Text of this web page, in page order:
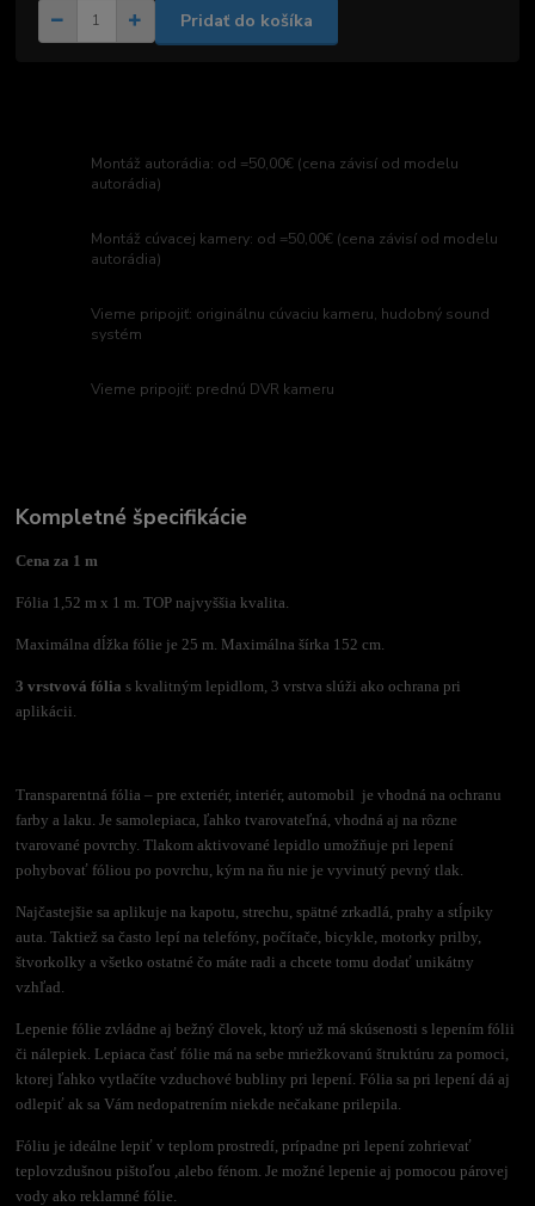
Pridať do košíka
Montáž autorádia: od =50,00€ (cena závisí od modelu
autorádia)
Montáž cúvacej kamery: od =50,00€ (cena závisí od modelu
autorádia)
Vieme pripojiť: originálnu cúvaciu kameru, hudobný sound
systém
Vieme pripojiť: prednú DVR kameru
Kompletné špecifikácie
Cena za 1 m
Fólia 1,52 m x 1 m. TOP najvyššia kvalita.
Maximálna dĺžka fólie je 25 m. Maximálna šírka 152 cm.
3 vrstvová fólia s kvalitným lepidlom, 3 vrstva slúži ako ochrana pri
aplikácii.
Transparentná fólia – pre exteriér, interiér, automobil je vhodná na ochranu
farby a laku. Je samolepiaca, ľahko tvarovateľná, vhodná aj na rôzne
tvarované povrchy. Tlakom aktivované lepidlo umožňuje pri lepení
pohybovať fóliou po povrchu, kým na ňu nie je vyvinutý pevný tlak.
Najčastejšie sa aplikuje na kapotu, strechu, spätné zrkadlá, prahy a stĺpiky
auta. Taktiež sa často lepí na telefóny, počítače, bicykle, motorky prilby,
štvorkolky a všetko ostatné čo máte radi a chcete tomu dodať unikátny
vzhľad.
Lepenie fólie zvládne aj bežný človek, ktorý už má skúsenosti s lepením fólii
či nálepiek. Lepiaca časť fólie má na sebe mriežkovanú štruktúru za pomoci,
ktorej ľahko vytlačíte vzduchové bubliny pri lepení. Fólia sa pri lepení dá aj
odlepiť ak sa Vám nedopatrením niekde nečakane prilepila.
Fóliu je ideálne lepiť v teplom prostredí, prípadne pri lepení zohrievať
teplovzdušnou pištoľou ,alebo fénom. Je možné lepenie aj pomocou párovej
vody ako reklamné fólie.